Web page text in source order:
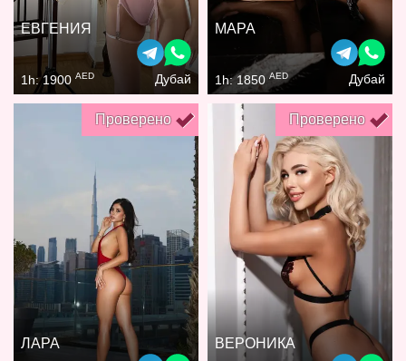
ЕВГЕНИЯ
1h: 1900 AED Дубай
МАРА
1h: 1850 AED Дубай
Проверено
ЛАРА
Проверено
ВЕРОНИКА